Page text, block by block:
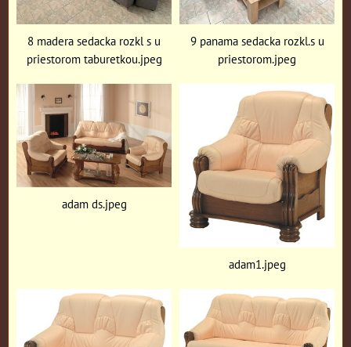
8 madera sedacka rozkl s u
priestorom taburetkou.jpeg
9 panama sedacka rozkl.s u
priestorom.jpeg
adam ds.jpeg
adam1.jpeg